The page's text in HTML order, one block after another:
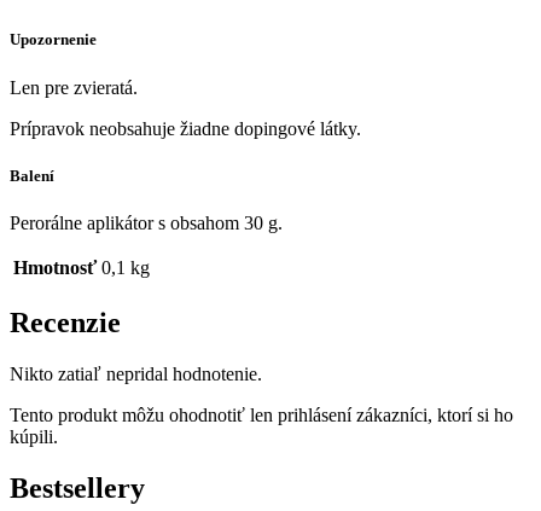
Upozornenie
Len pre zvieratá.
Prípravok neobsahuje žiadne dopingové látky.
Balení
Perorálne aplikátor s obsahom 30 g.
Hmotnosť 0,1 kg
Recenzie
Nikto zatiaľ nepridal hodnotenie.
Tento produkt môžu ohodnotiť len prihlásení zákazníci, ktorí si ho
kúpili.
Bestsellery